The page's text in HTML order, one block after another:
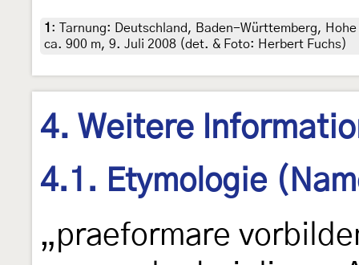
1 :
Tarnung: Deutschland, Baden-Württemberg,
ca. 900 m, 9. Juli 2008 (det. & Foto: Herbert Fuchs)
4. Weitere
4.1. Etymologie
„praeformare